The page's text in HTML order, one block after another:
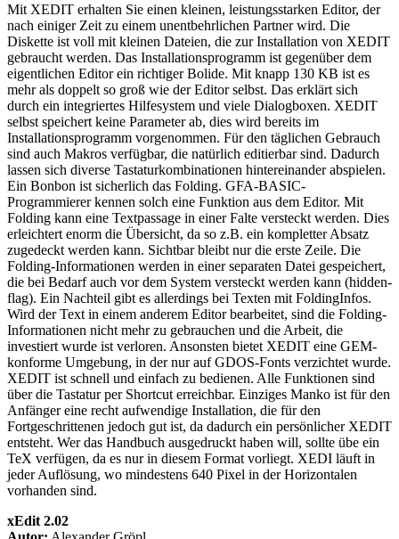
Mit XEDIT erhalten Sie einen kleinen, leistungsstarken Editor, der
nach einiger Zeit zu einem unentbehrlichen Partner wird. Die
Diskette ist voll mit kleinen Dateien, die zur Installation von XEDIT
gebraucht werden. Das Installationsprogramm ist gegenüber dem
eigentlichen Editor ein richtiger Bolide. Mit knapp 130 KB ist es
mehr als doppelt so groß wie der Editor selbst. Das erklärt sich
durch ein integriertes Hilfesystem und viele Dialogboxen. XEDIT
selbst speichert keine Parameter ab, dies wird bereits im
Installationsprogramm vorgenommen. Für den täglichen Gebrauch
sind auch Makros verfügbar, die natürlich editierbar sind. Dadurch
lassen sich diverse Tastaturkombinationen hintereinander abspielen.
Ein Bonbon ist sicherlich das Folding. GFA-BASIC-
Programmierer kennen solch eine Funktion aus dem Editor. Mit
Folding kann eine Textpassage in einer Falte versteckt werden. Dies
erleichtert enorm die Übersicht, da so z.B. ein kompletter Absatz
zugedeckt werden kann. Sichtbar bleibt nur die erste Zeile. Die
Folding-Informationen werden in einer separaten Datei gespeichert,
die bei Bedarf auch vor dem System versteckt werden kann (hidden-
flag). Ein Nachteil gibt es allerdings bei Texten mit FoldingInfos.
Wird der Text in einem anderem Editor bearbeitet, sind die Folding-
Informationen nicht mehr zu gebrauchen und die Arbeit, die
investiert wurde ist verloren. Ansonsten bietet XEDIT eine GEM-
konforme Umgebung, in der nur auf GDOS-Fonts verzichtet wurde.
XEDIT ist schnell und einfach zu bedienen. Alle Funktionen sind
über die Tastatur per Shortcut erreichbar. Einziges Manko ist für den
Anfänger eine recht aufwendige Installation, die für den
Fortgeschrittenen jedoch gut ist, da dadurch ein persönlicher XEDIT
entsteht. Wer das Handbuch ausgedruckt haben will, sollte übe ein
TeX verfügen, da es nur in diesem Format vorliegt. XEDI läuft in
jeder Auflösung, wo mindestens 640 Pixel in der Horizontalen
vorhanden sind.
xEdit 2.02